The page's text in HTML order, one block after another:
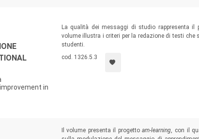
in
La qualità dei messaggi di studio rappresenta il
volume illustra i criteri per la redazione di testi che
studenti.
cod. 1326.5.3
Il volume presenta il progettoam-learning, con il